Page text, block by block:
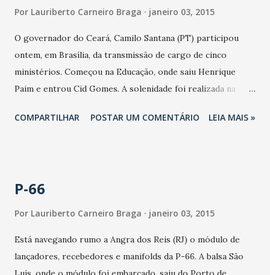
Por Lauriberto Carneiro Braga janeiro 03, 2015
O governador do Ceará, Camilo Santana (PT) participou
ontem, em Brasília, da transmissão de cargo de cinco
ministérios. Começou na Educação, onde saiu Henrique
Paim e entrou Cid Gomes. A solenidade foi realizada na
sucesso ao agora ministro Cid Gomes. O desafio é grande,
Ministério da Integração Nacional. Na ocasião, o ex-
Occhi. “Agradeço a confiança da presidenta Dilma e a
colaboração dos servidores e da equipe direta de
COMPARTILHAR POSTAR UM COMENTÁRIO LEIA MAIS »
P-66
Por Lauriberto Carneiro Braga janeiro 03, 2015
Está navegando rumo a Angra dos Reis (RJ) o módulo de
lançadores, recebedores e manifolds da P-66. A balsa São